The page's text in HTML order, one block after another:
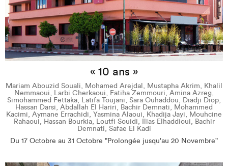
« 10 ans »
Mariam Abouzid Souali, Mohamed Arejdal, Mustapha Akrim, Khalil
Nemmaoui, Larbi Cherkaoui, Fatiha Zemmouri, Amina Azreg,
Simohammed Fettaka, Latifa Toujani, Sara Ouhaddou, Diadji Diop,
Hassan Darsi, Abdallah El Hariri, Bachir Demnati, Mohammed
Kacimi, Aymane Errachidi, Yasmina Alaoui, Khadija Jayi, Mouhcine
Rahaoui, Hassan Bourkia, Loutfi Souidi, Ilias Elhaddioui, Bachir
Demnati, Safae El Kadi
Du 17 Octobre au 31 Octobre "Prolongée jusqu'au 20 Novembre"